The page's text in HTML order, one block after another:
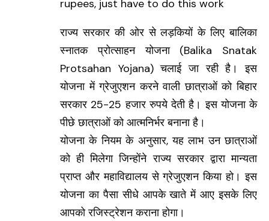
राज्य सरकार की ओर से लड़कियों के लिए बालिका
स्नातक प्रोत्साहन योजना (Balika Snatak
Protsahan Yojana) चलाई जा रही है। इस
योजना में ग्रेजुएशन करने वाली छात्राओं को बिहार
सरकार 25-25 हजार रुपये देती है। इस योजना के
पीछे छात्राओं को आत्मनिर्भर बनाना है।
योजना के नियम के अनुसार, यह लाभ उन छात्राओं
को ही मिलेगा जिन्होंने राज्य सरकार द्वारा मान्यता
प्राप्त और महाविद्यालय से ग्रेजुएशन किया हो। इस
योजना का पैसा सीधे आपके खाते में आए इसके लिए
आपको रजिस्ट्रेशन कराना होगा।